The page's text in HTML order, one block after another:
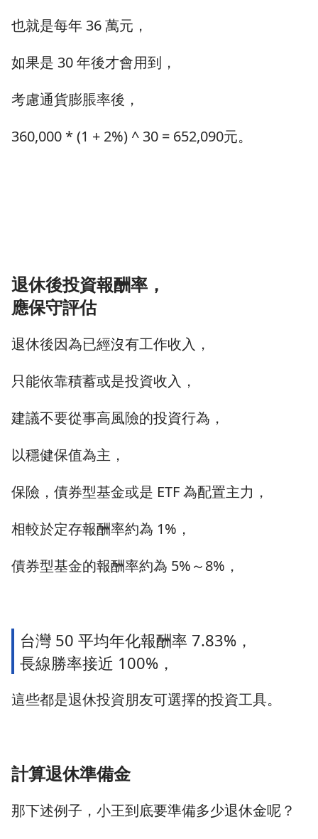
也就是每年 36 萬元，
如果是 30 年後才會用到，
考慮通貨膨脹率後，
360,000 * (1 + 2%) ^ 30 = 652,090元。
退休後投資報酬率，
應保守評估
退休後因為已經沒有工作收入，
只能依靠積蓄或是投資收入，
建議不要從事高風險的投資行為，
以穩健保值為主，
保險，債券型基金或是 ETF 為配置主力，
相較於定存報酬率約為 1%，
債券型基金的報酬率約為 5%～8%，
台灣 50 平均年化報酬率 7.83%，
長線勝率接近 100%，
這些都是退休投資朋友可選擇的投資工具。
計算退休準備金
那下述例子，小王到底要準備多少退休金呢？